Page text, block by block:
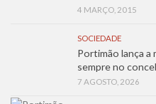
4 MARÇO, 2015
SOCIEDADE
Portimão lança a
sempre no
7 AGOSTO, 2026